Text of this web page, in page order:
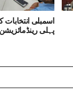
اسمبلی
پہلی